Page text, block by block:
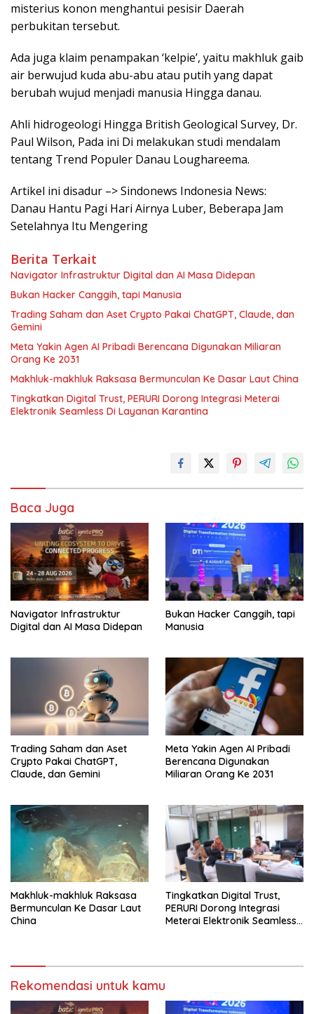
misterius konon menghantui pesisir Daerah
perbukitan tersebut.
Ada juga klaim penampakan ‘kelpie’, yaitu makhluk gaib
air berwujud kuda abu-abu atau putih yang dapat
berubah wujud menjadi manusia Hingga danau.
Ahli hidrogeologi Hingga British Geological Survey, Dr.
Paul Wilson, Pada ini Di melakukan studi mendalam
tentang Trend Populer Danau Loughareema.
Artikel ini disadur –> Sindonews Indonesia News:
Danau Hantu Pagi Hari Airnya Luber, Beberapa Jam
Setelahnya Itu Mengering
Berita Terkait
Navigator Infrastruktur Digital dan AI Masa Didepan
Bukan Hacker Canggih, tapi Manusia
Trading Saham dan Aset Crypto Pakai ChatGPT, Claude, dan
Gemini
Meta Yakin Agen AI Pribadi Berencana Digunakan Miliaran
Orang Ke 2031
Makhluk-makhluk Raksasa Bermunculan Ke Dasar Laut China
Tingkatkan Digital Trust, PERURI Dorong Integrasi Meterai
Elektronik Seamless Di Layanan Karantina
Baca Juga
Navigator Infrastruktur
Digital dan AI Masa Didepan
Bukan Hacker Canggih, tapi
Manusia
Trading Saham dan Aset
Crypto Pakai ChatGPT,
Claude, dan Gemini
Meta Yakin Agen AI Pribadi
Berencana Digunakan
Miliaran Orang Ke 2031
Makhluk-makhluk Raksasa
Bermunculan Ke Dasar Laut
China
Tingkatkan Digital Trust,
PERURI Dorong Integrasi
Meterai Elektronik Seamless
Rekomendasi untuk kamu